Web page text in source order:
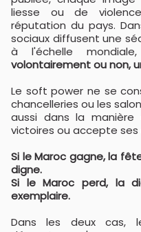
liesse ou de
réputation du pays.
sociaux diffusent une
à l'échelle
volontairement ou non,
Le soft power ne se
chancelleries ou les
aussi dans la
victoires ou accepte
Si le Maroc gagne, la
digne.
Si le Maroc perd, la
exemplaire.
Dans les deux cas,